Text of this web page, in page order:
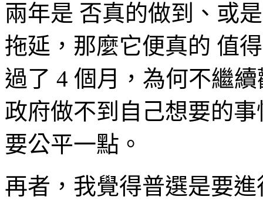
兩年是 否真的做到、或
拖延，那麼它便真的 值
過了 4 個月，為何不繼
政府做不到自己想要的
要公平一點。
再者，我覺得普選是要